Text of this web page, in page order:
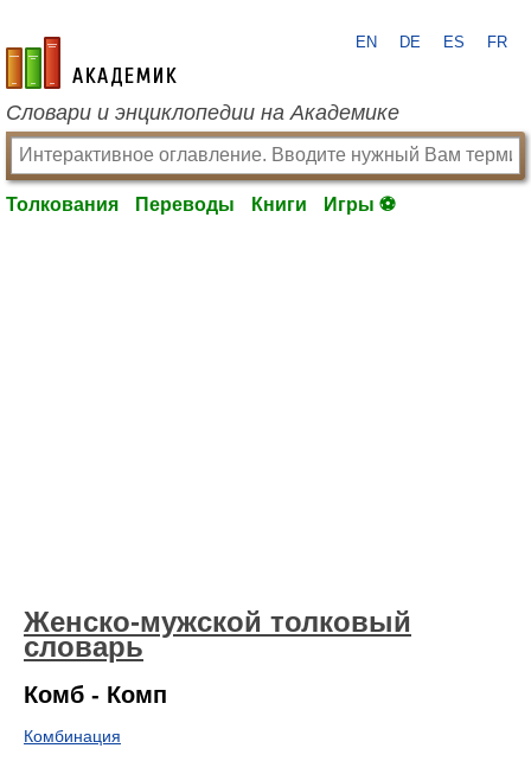
academic.ru
EN DE ES FR
Словари и энциклопедии на Академике
Толкования Переводы Книги Игры ⚽
Женско-мужской толковый
словарь
Комб - Комп
Комбинация